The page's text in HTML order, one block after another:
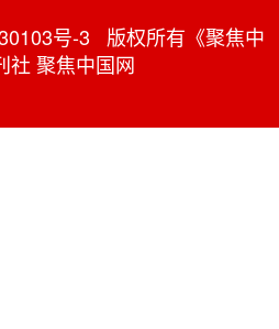
号-3 版权所有《聚焦中
社 聚焦中国网